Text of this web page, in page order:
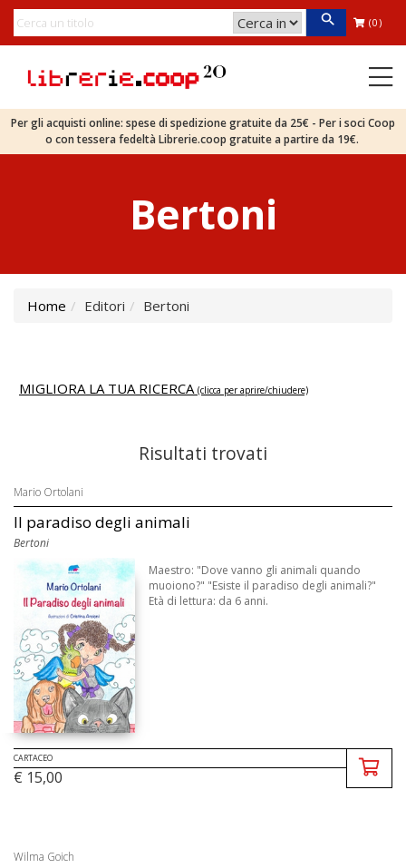
(0)
Per gli acquisti online: spese di spedizione gratuite da 25€ - Per i soci Coop
o con tessera fedeltà Librerie.coop gratuite a partire da 19€.
Bertoni
Home Editori Bertoni
MIGLIORA LA TUA RICERCA (clicca per aprire/chiudere)
Risultati trovati
Mario Ortolani
Il paradiso degli animali
Bertoni
Maestro: "Dove vanno gli animali quando
muoiono?" "Esiste il paradiso degli animali?"
Età di lettura: da 6 anni.
CARTACEO
€ 15,00
Wilma Goich